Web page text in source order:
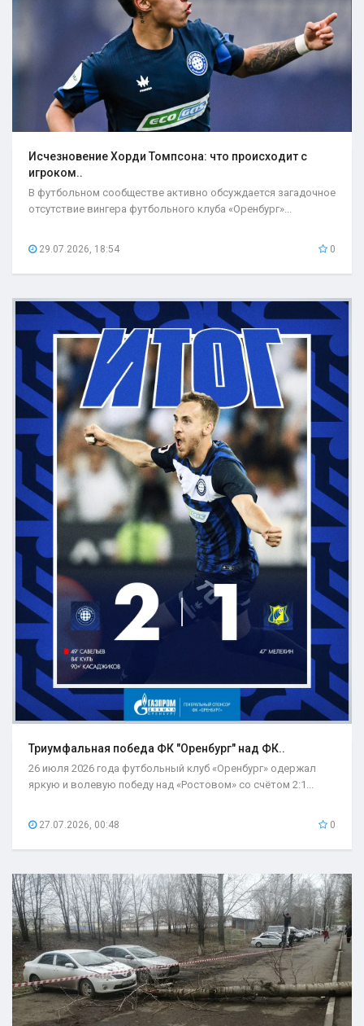
Исчезновение Хорди Томпсона: что происходит с
игроком..
В футбольном сообществе активно обсуждается загадочное
отсутствие вингера футбольного клуба «Оренбург»...
29.07.2026, 18:54 0
Триумфальная победа ФК "Оренбург" над ФК..
26 июля 2026 года футбольный клуб «Оренбург» одержал
яркую и волевую победу над «Ростовом» со счётом 2:1...
27.07.2026, 00:48 0